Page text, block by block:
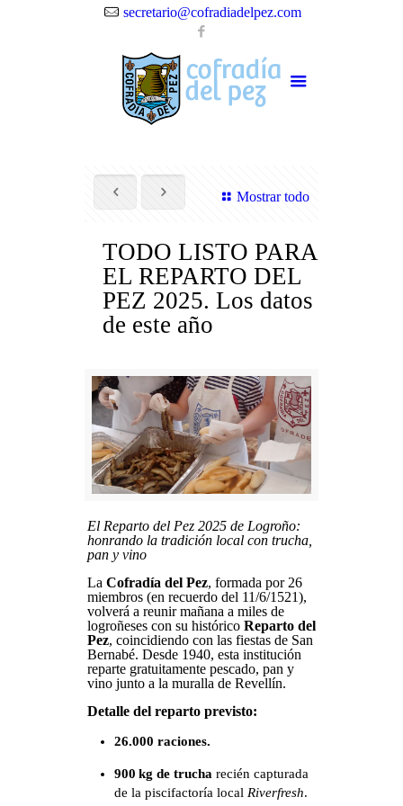
secretario@cofradiadelpez.com
Mostrar todo
TODO LISTO PARA
EL REPARTO DEL
PEZ 2025. Los datos
de este año
El Reparto del Pez 2025 de Logroño:
honrando la tradición local con trucha,
pan y vino
La Cofradía del Pez, formada por 26
miembros (en recuerdo del 11/6/1521),
volverá a reunir mañana a miles de
logroñeses con su histórico Reparto del
Pez, coincidiendo con las fiestas de San
Bernabé. Desde 1940, esta institución
reparte gratuitamente pescado, pan y
vino junto a la muralla de Revellín.
Detalle del reparto previsto:
26.000 raciones.
900 kg de trucha recién capturada
de la piscifactoría local Riverfresh.